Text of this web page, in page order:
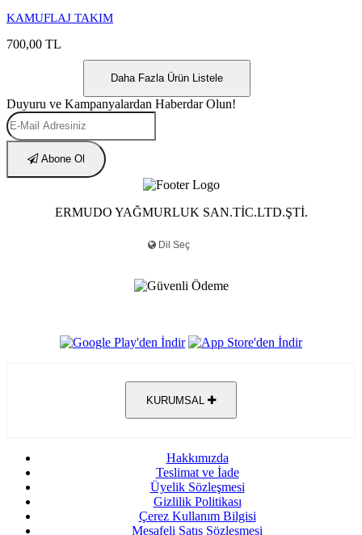
KAMUFLAJ TAKIM
700,00 TL
Daha Fazla Ürün Listele
Duyuru ve Kampanyalardan Haberdar Olun!
Abone Ol
ERMUDO YAĞMURLUK SAN.TİC.LTD.ŞTİ.
KURUMSAL
Hakkımızda
Teslimat ve İade
Üyelik Sözleşmesi
Gizlilik Politikası
Çerez Kullanım Bilgisi
Mesafeli Satış Sözleşmesi